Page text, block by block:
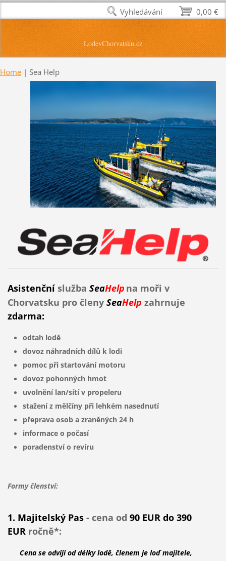
LodevChorvatsku.cz
Home | Sea Help
Asistenční služba SeaHelp na moři v
Chorvatsku pro členy SeaHelp zahrnuje
zdarma:
odtah lodě
dovoz náhradních dílů k lodi
pomoc při startování motoru
dovoz pohonných hmot
uvolnění lan/sítí v propeleru
stažení z mělčíny při lehkém nasednutí
přeprava osob a zraněných 24 h
informace o počasí
poradenství o revíru
Formy členství:
1. Majitelský Pas - cena od 90 EUR do 390
EURročně*:
Cena se odvíjí od délky lodě, členem je loď majitele,
0,00 €
Vyhledávání